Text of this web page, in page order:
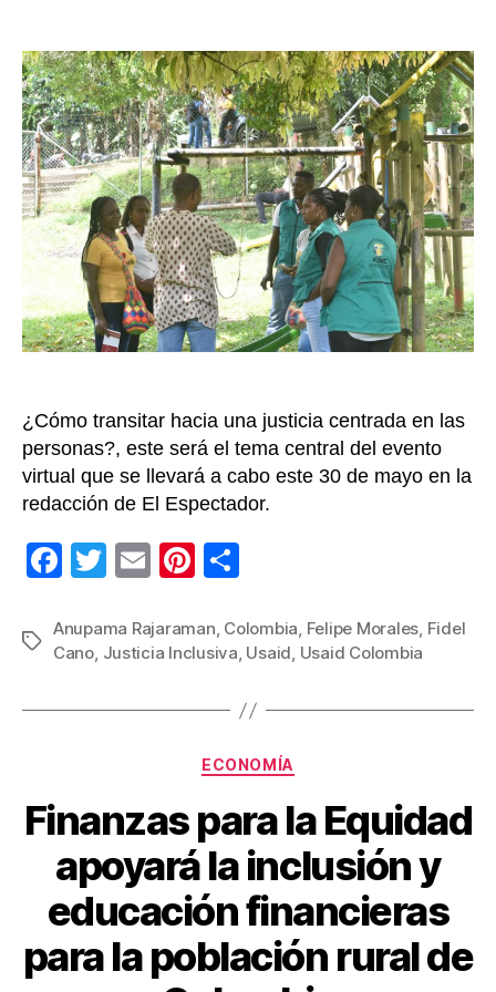
entrada
con
toque
y
será
en
¿Cómo transitar hacia una justicia centrada en las
personas?, este será el tema central del evento
virtual que se llevará a cabo este 30 de mayo en la
redacción de El Espectador.
F
c
e
b
k
T
tt
er
E
ail
Pi
er
e
st
m
p
ar
Etiquetas
Anupama Rajaraman, Colombia, Felipe Morales, Fidel
Cano, Justicia Inclusiva, Usaid, Usaid Colombia
Categorías
ECONOMÍA
Finanzas para la Equidad
apoyará la inclusión y
educación financieras
para la población rural de